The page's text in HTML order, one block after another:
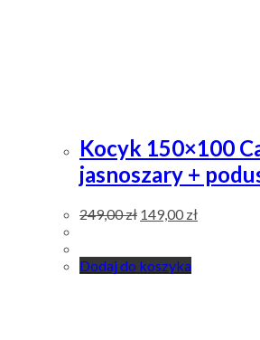
Kocyk 150×100
jasnoszary +
249,00zł 149,00 zł
Dodaj do koszyka